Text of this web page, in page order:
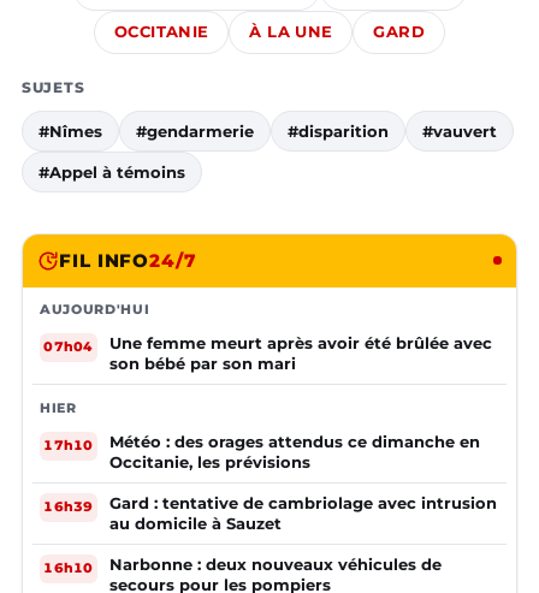
OCCITANIE À LA UNE GARD
SUJETS
#Nîmes #gendarmerie #disparition #vauvert
#Appel à témoins
FIL INFO24/7
AUJOURD'HUI
07h04
Une femme meurt après avoir été brûlée avec
son bébé par son mari
HIER
17h10
Météo : des orages attendus ce dimanche en
Occitanie, les prévisions
16h39
Gard : tentative de cambriolage avec intrusion
au domicile à Sauzet
16h10
Narbonne : deux nouveaux véhicules de
secours pour les pompiers